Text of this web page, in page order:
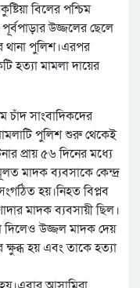
বিলের পশ্চিম
উজ্জলের ছেলে
থানা পুলিশ।এরপর
হত্যা মামলা দায়ের
চাঁদ সাংবাদিকদের
পুলিশ শুরু থেকেই
প্রায় ৫৬ দিনের মধ্যে
মাদক ব্যবসাকে কেন্দ্র
হয়।নিহত বিপ্লব
মাদক ব্যবসায়ী ছিল।
দিলেও উজ্জল মাদক দেয়
হয় এবং তাকে হত্যা